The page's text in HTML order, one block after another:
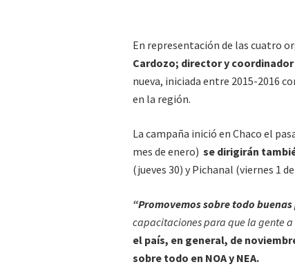
En representación de las cuatro
Cardozo; director y
nueva, iniciada entre 2015-2016
en la región.
La campaña inició en Chaco el
mes de enero) se dirigirán
(jueves 30) y Pichanal (viernes 1
“Promovemos sobre todo
capacitaciones para que la gente
el país, en general, de
sobre todo en NOA y NEA.